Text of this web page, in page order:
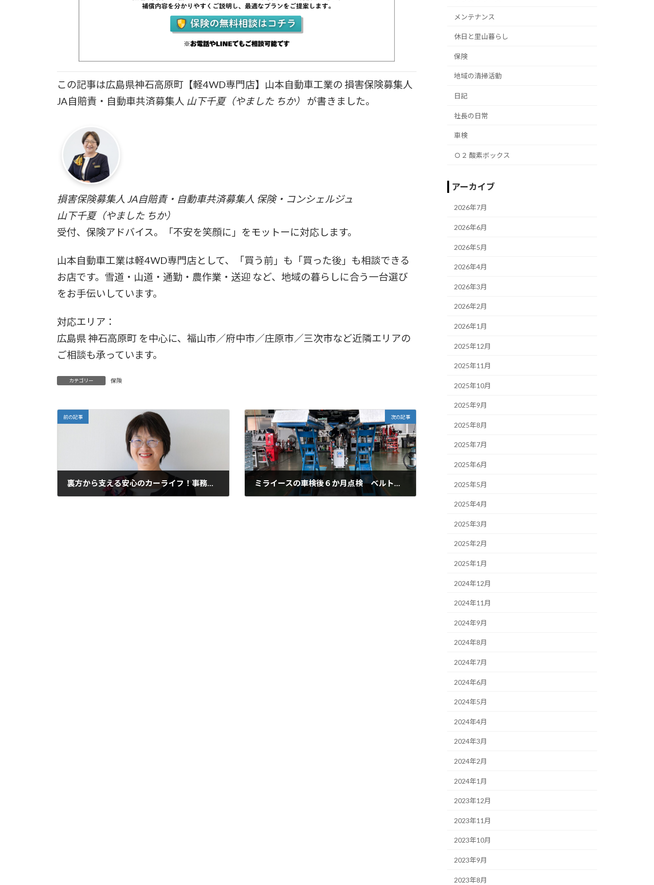
この記事は広島県神石高原町【軽4WD専門店】山本自動車工業の 損害保険募集人
JA自賠責・自動車共済募集人 山下千夏（やました ちか） が書きました。
損害保険募集人 JA自賠責・自動車共済募集人 保険・コンシェルジュ
山下千夏（やました ちか）
受付、保険アドバイス。「不安を笑顔に」をモットーに対応します。
山本自動車工業は軽4WD専門店として、「買う前」も「買った後」も相談できる
お店です。雪道・山道・通勤・農作業・送迎 など、地域の暮らしに合う一台選び
をお手伝いしています。
対応エリア：
広島県 神石高原町 を中心に、福山市／府中市／庄原市／三次市など近隣エリアの
ご相談も承っています。
カテゴリー 保険
前の記事
裏方から支える安心のカーライフ！事務手続きとおもてなしの舞台裏
次の記事
ミライースの車検後６か月点検 ベルト交換と次回の12ヶ月点検に向けた安心の備え 広島県神石高原町や庄原市の実例
メンテナンス
休日と里山暮らし
保険
地域の清掃活動
日記
社長の日常
車検
Ｏ２ 酸素ボックス
アーカイブ
2026年7月
2026年6月
2026年5月
2026年4月
2026年3月
2026年2月
2026年1月
2025年12月
2025年11月
2025年10月
2025年9月
2025年8月
2025年7月
2025年6月
2025年5月
2025年4月
2025年3月
2025年2月
2025年1月
2024年12月
2024年11月
2024年9月
2024年8月
2024年7月
2024年6月
2024年5月
2024年4月
2024年3月
2024年2月
2024年1月
2023年12月
2023年11月
2023年10月
2023年9月
2023年8月